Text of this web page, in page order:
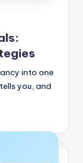
into one
you, and